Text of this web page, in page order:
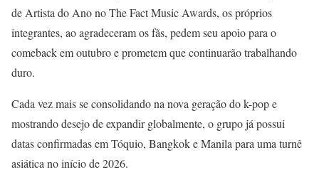
de Artista do Ano no The Fact Music Awards, os próprios
integrantes, ao agradeceram os fãs, pedem seu apoio para o
comeback em outubro e prometem que continuarão trabalhando
duro.
Cada vez mais se consolidando na nova geração do k-pop e
mostrando desejo de expandir globalmente, o grupo já possui
datas confirmadas em Tóquio, Bangkok e Manila para uma turnê
asiática no início de 2026.